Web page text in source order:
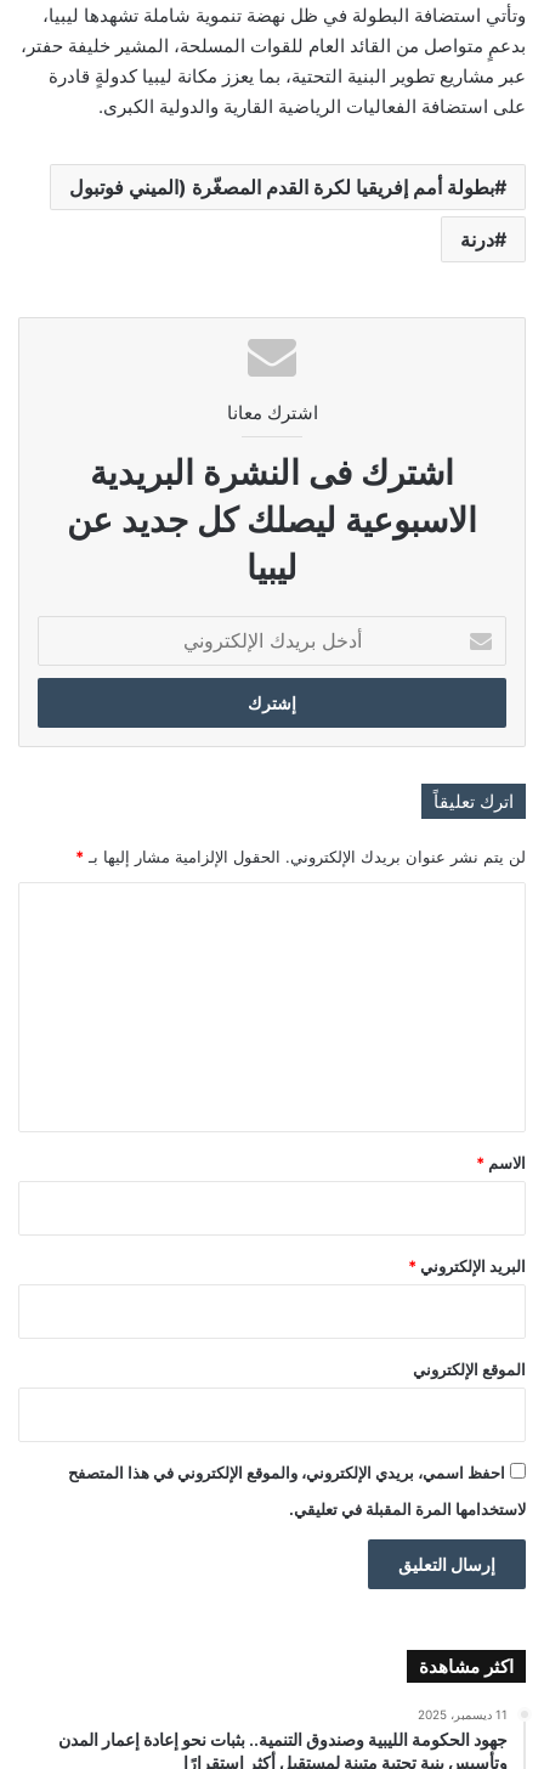
وتأتي استضافة البطولة في ظل نهضة تنموية شاملة تشهدها ليبيا،
بدعمٍ متواصل من القائد العام للقوات المسلحة، المشير خليفة حفتر،
عبر مشاريع تطوير البنية التحتية، بما يعزز مكانة ليبيا كدولةٍ قادرة
على استضافة الفعاليات الرياضية القارية والدولية الكبرى.
بطولة أمم إفريقيا لكرة القدم المصغّرة (الميني فوتبول
درنة
اشترك معانا
اشترك فى النشرة البريدية
الاسبوعية ليصلك كل جديد عن
ليبيا
بريدك
الإلكتروني
اترك تعليقاً
لن يتم نشر عنوان بريدك الإلكتروني. الحقول الإلزامية مشار إليها بـ *
*
الاسم *
البريد الإلكتروني *
الموقع الإلكتروني
احفظ اسمي، بريدي الإلكتروني، والموقع الإلكتروني في هذا المتصفح
لاستخدامها المرة المقبلة في تعليقي.
اكثر مشاهدة
11 ديسمبر، 2025
جهود الحكومة الليبية وصندوق التنمية.. بثبات نحو إعادة إعمار المدن
وتأسيس بنية تحتية متينة لمستقبل أكثر استقرارًا